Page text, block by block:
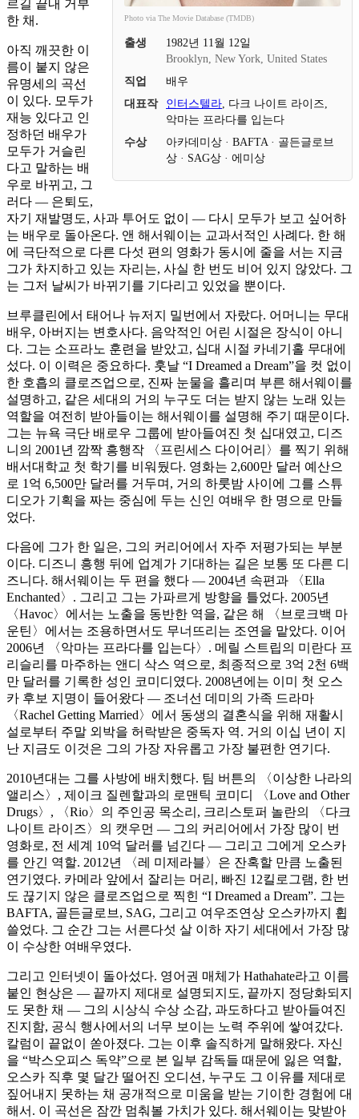
Photo via The Movie Database (TMDB)
출생
1982년 11월 12일
Brooklyn, New York, United States
직업
배우
대표작
인터스텔라 , 다크 나이트 라이즈,
악마는 프라다를 입는다
수상
아카데미상 · BAFTA · 골든글로브
상 · SAG상 · 에미상
르길 끝내 거부
한 채.
아직 깨끗한 이
름이 붙지 않은
유명세의 곡선
이 있다. 모두가
재능 있다고 인
정하던 배우가
모두가 거슬린
다고 말하는 배
우로 바뀌고, 그
러다 — 은퇴도,
자기 재발명도, 사과 투어도 없이 — 다시 모두가 보고 싶어하
는 배우로 돌아온다. 앤 해서웨이는 교과서적인 사례다. 한 해
에 극단적으로 다른 다섯 편의 영화가 동시에 줄을 서는 지금
그가 차지하고 있는 자리는, 사실 한 번도 비어 있지 않았다. 그
는 그저 날씨가 바뀌기를 기다리고 있었을 뿐이다.
브루클린에서 태어나 뉴저지 밀번에서 자랐다. 어머니는 무대
배우, 아버지는 변호사다. 음악적인 어린 시절은 장식이 아니
다. 그는 소프라노 훈련을 받았고, 십대 시절 카네기홀 무대에
섰다. 이 이력은 중요하다. 훗날 “I Dreamed a Dream”을 컷 없이
한 호흡의 클로즈업으로, 진짜 눈물을 흘리며 부른 해서웨이를
설명하고, 같은 세대의 거의 누구도 더는 받지 않는 노래 있는
역할을 여전히 받아들이는 해서웨이를 설명해 주기 때문이다.
그는 뉴욕 극단 배로우 그룹에 받아들여진 첫 십대였고, 디즈
니의 2001년 깜짝 흥행작 〈프린세스 다이어리〉를 찍기 위해
배서대학교 첫 학기를 비워뒀다. 영화는 2,600만 달러 예산으
로 1억 6,500만 달러를 거두며, 거의 하룻밤 사이에 그를 스튜
디오가 기획을 짜는 중심에 두는 신인 여배우 한 명으로 만들
었다.
다음에 그가 한 일은, 그의 커리어에서 자주 저평가되는 부분
이다. 디즈니 흥행 뒤에 업계가 기대하는 길은 보통 또 다른 디
즈니다. 해서웨이는 두 편을 했다 — 2004년 속편과 〈Ella
Enchanted〉. 그리고 그는 가파르게 방향을 틀었다. 2005년
〈Havoc〉에서는 노출을 동반한 역을, 같은 해 〈브로크백 마
운틴〉에서는 조용하면서도 무너뜨리는 조연을 맡았다. 이어
2006년 〈악마는 프라다를 입는다〉. 메릴 스트립의 미란다 프
리슬리를 마주하는 앤디 삭스 역으로, 최종적으로 3억 2천 6백
만 달러를 기록한 성인 코미디였다. 2008년에는 이미 첫 오스
카 후보 지명이 들어왔다 — 조너선 데미의 가족 드라마
〈Rachel Getting Married〉에서 동생의 결혼식을 위해 재활시
설로부터 주말 외박을 허락받은 중독자 역. 거의 이십 년이 지
난 지금도 이것은 그의 가장 자유롭고 가장 불편한 연기다.
2010년대는 그를 사방에 배치했다. 팀 버튼의 〈이상한 나라의
앨리스〉, 제이크 질렌할과의 로맨틱 코미디 〈Love and Other
Drugs〉, 〈Rio〉의 주인공 목소리, 크리스토퍼 놀란의 〈다크
나이트 라이즈〉의 캣우먼 — 그의 커리어에서 가장 많이 번
영화로, 전 세계 10억 달러를 넘긴다 — 그리고 그에게 오스카
를 안긴 역할. 2012년 〈레 미제라블〉은 잔혹할 만큼 노출된
연기였다. 카메라 앞에서 잘리는 머리, 빠진 12킬로그램, 한 번
도 끊기지 않은 클로즈업으로 찍힌 “I Dreamed a Dream”. 그는
BAFTA, 골든글로브, SAG, 그리고 여우조연상 오스카까지 휩
쓸었다. 그 순간 그는 서른다섯 살 이하 자기 세대에서 가장 많
이 수상한 여배우였다.
그리고 인터넷이 돌아섰다. 영어권 매체가 Hathahate라고 이름
붙인 현상은 — 끝까지 제대로 설명되지도, 끝까지 정당화되지
도 못한 채 — 그의 시상식 수상 소감, 과도하다고 받아들여진
진지함, 공식 행사에서의 너무 보이는 노력 주위에 쌓여갔다.
칼럼이 끝없이 쏟아졌다. 그는 이후 솔직하게 말해왔다. 자신
을 “박스오피스 독약”으로 본 일부 감독들 때문에 잃은 역할,
오스카 직후 몇 달간 떨어진 오디션, 누구도 그 이유를 제대로
짚어내지 못하는 채 공개적으로 미움을 받는 기이한 경험에 대
해서. 이 곡선은 잠깐 멈춰볼 가치가 있다. 해서웨이는 맞받아